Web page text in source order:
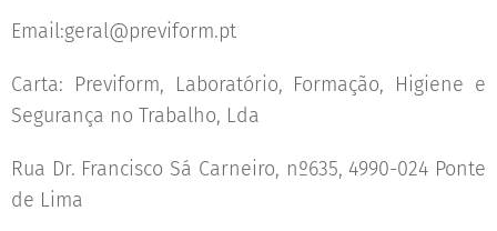
Email:geral@previform.pt
Carta: Previform, Laboratório, Formação, Higiene e
Segurança no Trabalho, Lda
Rua Dr. Francisco Sá Carneiro, nº635, 4990-024 Ponte
de Lima